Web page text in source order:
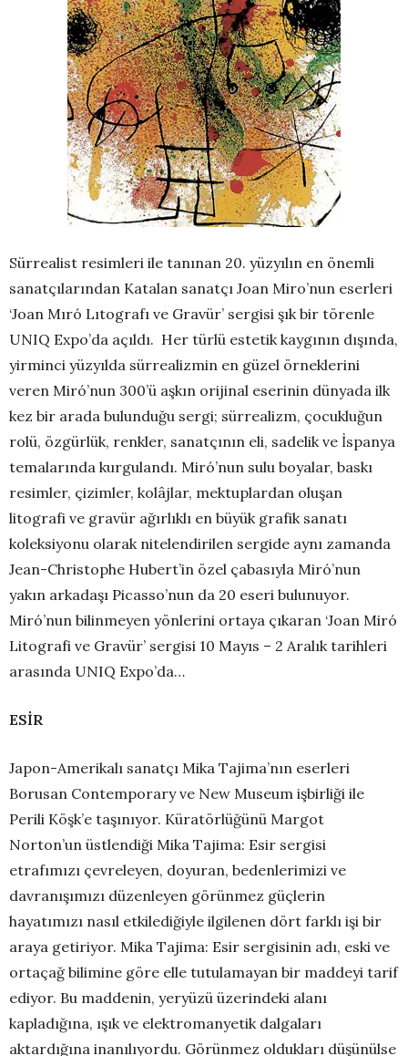
Sürrealist resimleri ile tanınan 20. yüzyılın en önemli
sanatçılarından Katalan sanatçı Joan Miro’nun eserleri
‘Joan Mıró Lıtografı ve Gravür’ sergisi şık bir törenle
UNIQ Expo’da açıldı. Her türlü estetik kaygının dışında,
yirminci yüzyılda sürrealizmin en güzel örneklerini
veren Miró’nun 300’ü aşkın orijinal eserinin dünyada ilk
kez bir arada bulunduğu sergi; sürrealizm, çocukluğun
rolü, özgürlük, renkler, sanatçının eli, sadelik ve İspanya
temalarında kurgulandı. Miró’nun sulu boyalar, baskı
resimler, çizimler, kolâjlar, mektuplardan oluşan
litografi ve gravür ağırlıklı en büyük grafik sanatı
koleksiyonu olarak nitelendirilen sergide aynı zamanda
Jean-Christophe Hubert’in özel çabasıyla Miró’nun
yakın arkadaşı Picasso’nun da 20 eseri bulunuyor.
Miró’nun bilinmeyen yönlerini ortaya çıkaran ‘Joan Miró
Litografi ve Gravür’ sergisi 10 Mayıs – 2 Aralık tarihleri
arasında UNIQ Expo’da…
ESİR
Japon-Amerikalı sanatçı Mika Tajima’nın eserleri
Borusan Contemporary ve New Museum işbirliği ile
Perili Köşk’e taşınıyor. Küratörlüğünü Margot
Norton’un üstlendiği Mika Tajima: Esir sergisi
etrafımızı çevreleyen, doyuran, bedenlerimizi ve
davranışımızı düzenleyen görünmez güçlerin
hayatımızı nasıl etkilediğiyle ilgilenen dört farklı işi bir
araya getiriyor. Mika Tajima: Esir sergisinin adı, eski ve
ortaçağ bilimine göre elle tutulamayan bir maddeyi tarif
ediyor. Bu maddenin, yeryüzü üzerindeki alanı
kapladığına, ışık ve elektromanyetik dalgaları
aktardığına inanılıyordu. Görünmez oldukları düşünülse